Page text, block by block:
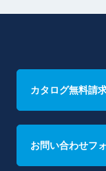
カタログ無料請
お問い合わせフ